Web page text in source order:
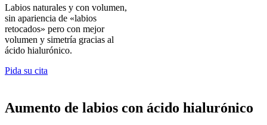
Labios naturales y con volumen,
sin apariencia de «labios
retocados» pero con mejor
volumen y simetría gracias al
ácido hialurónico.
Pida su cita
Aumento de labios con ácido hialurónico